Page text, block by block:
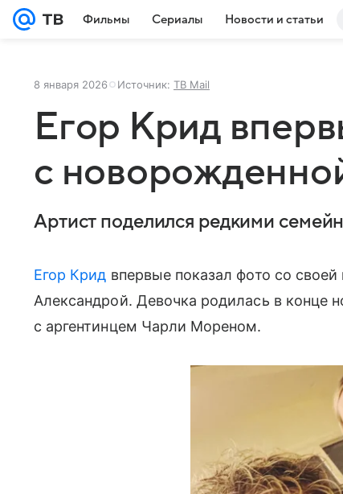
Фильмы Сериалы Новости и статьи
8 января 2026 Источник: ТВ Mail
Егор Крид
с
Артист поделился редкими
Егор Крид впервые показал фото со
Александрой. Девочка родилась в конце
с аргентинцем Чарли Мореном.